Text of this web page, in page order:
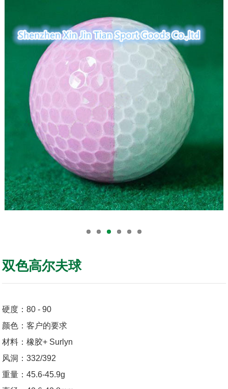
双色高尔夫球
硬度：80 - 90
颜色：客户的要求
材料：橡胶+ Surlyn
风洞：332/392
重量：45.6-45.9g